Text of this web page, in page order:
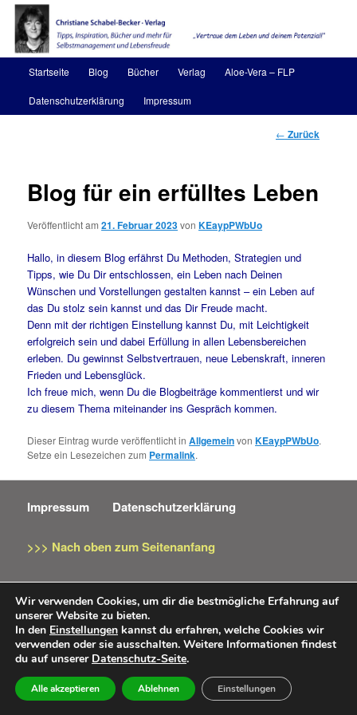
Zum
Inhalt
wechseln
Christiane Schabel-Becker
HauptmenüStartseite Blog Bücher Verlag Aloe-Vera – FLP
Datenschutzerklärung Impressum
← Zurück
Blog für ein erfülltes Leben
Veröffentlicht am21. Februar 2023vonKEaypPWbUo
Hallo, in diesem Blog erfährst Du Methoden, Strategien und
Tipps, wie Du Dir entschlossen, ein Leben nach Deinen
Wünschen und Vorstellungen gestalten kannst – ein Leben auf
das Du stolz sein kannst und das Dir Freude macht.
Denn mit der richtigen Einstellung kannst Du, mit Leichtigkeit
erfolgreich sein und dabei Erfüllung in allen Lebensbereichen
erleben. Du gewinnst Selbstvertrauen, neue Lebenskraft, inneren
Frieden und Lebensglück.
Ich freue mich, wenn Du die Blogbeiträge kommentierst und wir
zu diesem Thema miteinander ins Gespräch kommen.
Dieser Eintrag wurde veröffentlicht inAllgemeinvonKEaypPWbUo.
Setze ein Lesezeichen zum Permalink.
Impressum Datenschutzerklärung
>>> Nach oben zum Seitenanfang
Wir verwenden Cookies, um dir die bestmögliche Erfahrung auf
unserer Website zu bieten.
In den Einstellungen kannst du erfahren, welche Cookies wir
verwenden oder sie ausschalten. Weitere Informationen findest
du auf unserer Datenschutz-Seite.
Alle akzeptieren Ablehnen Einstellungen